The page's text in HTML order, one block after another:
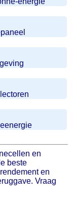
en
beste
en
Vraag